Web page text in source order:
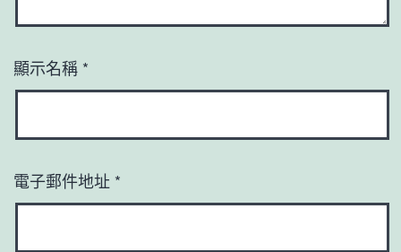
顯示名稱 *
電子郵件地址 *